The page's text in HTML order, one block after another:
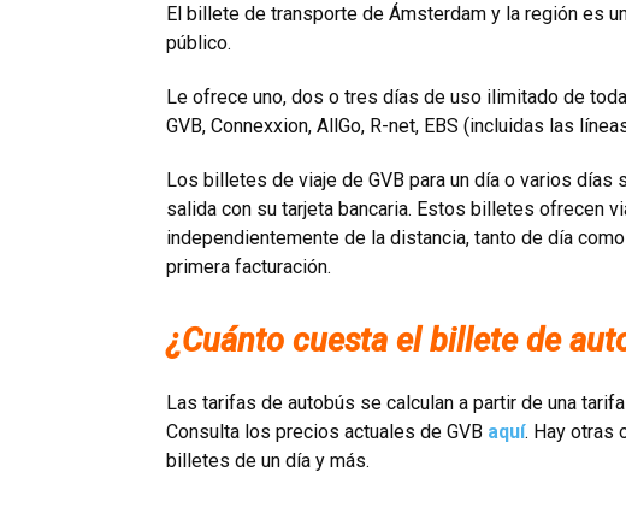
El billete de transporte de Ámsterdam y la región es
público.
Le ofrece uno, dos o tres días de uso ilimitado de
GVB, Connexxion, AllGo, R-net, EBS (incluidas las
Los billetes de viaje de GVB para un día o varios días
salida con su tarjeta bancaria. Estos billetes ofrecen
independientemente de la distancia, tanto de día
primera facturación.
¿Cuánto cuesta el billete de
Las tarifas de autobús se calculan a partir de una
Consulta los precios actuales de GVB aquí. Hay otras
billetes de un día y más.